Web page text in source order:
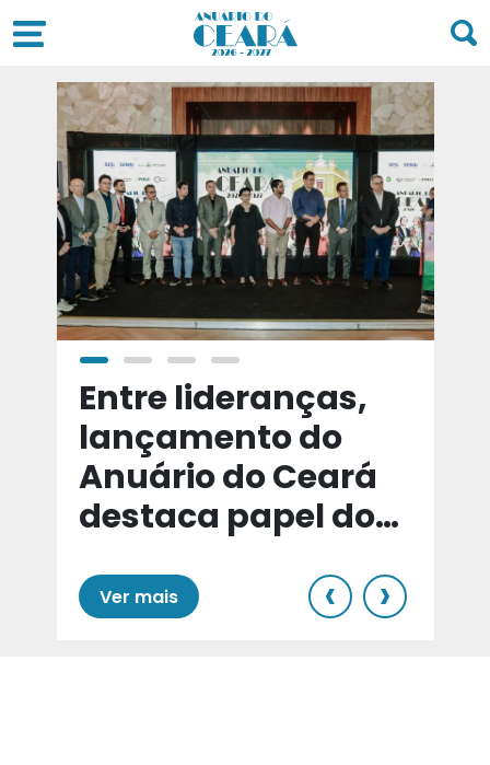
Entre lideranças,
lançamento do
Anuário do Ceará
destaca papel do
Ver mais ‹ ›